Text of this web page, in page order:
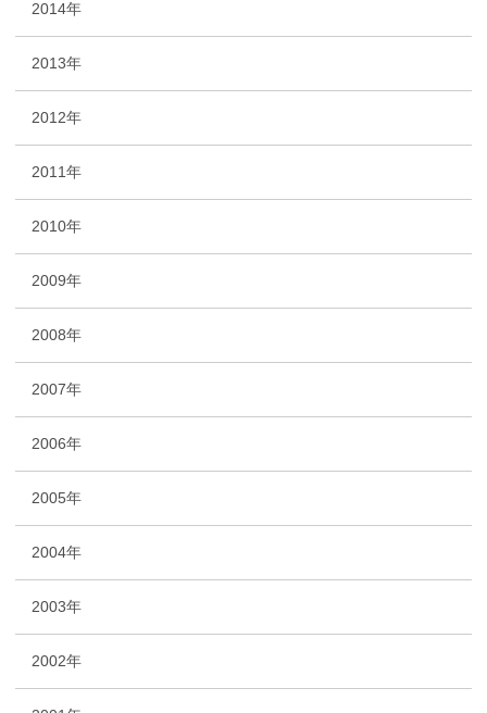
2014年
2013年
2012年
2011年
2010年
2009年
2008年
2007年
2006年
2005年
2004年
2003年
2002年